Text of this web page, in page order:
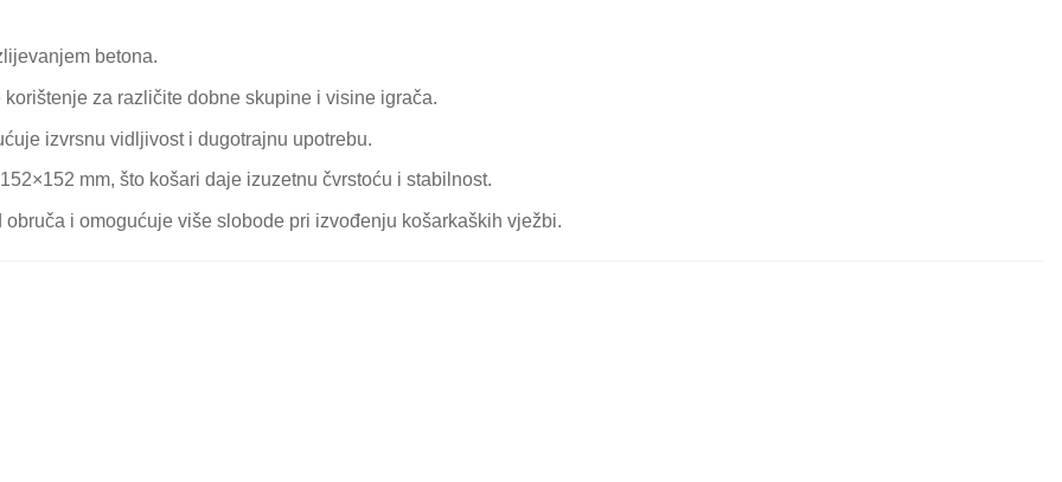
betona.
za različite dobne skupine i visine igrača.
izvrsnu vidljivost i dugotrajnu upotrebu.
mm, što košari daje izuzetnu čvrstoću i stabilnost.
i omogućuje više slobode pri izvođenju košarkaških vježbi.